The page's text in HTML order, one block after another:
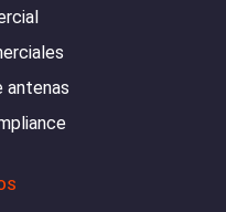
antenas